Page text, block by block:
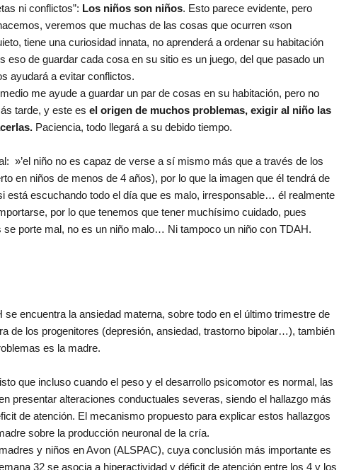
ni conflictos”: Los niños son niños. Esto parece evidente, pero
veremos que muchas de las cosas que ocurren «son
tiene una curiosidad innata, no aprenderá a ordenar su habitación
eso de guardar cada cosa en su sitio es un juego, del que pasado un
ayudará a evitar conflictos.
me ayude a guardar un par de cosas en su habitación, pero no
tarde, y este es el origen de muchos problemas, exigir al niño las
Paciencia, todo llegará a su debido tiempo.
»’el niño no es capaz de verse a sí mismo más que a través de los
en niños de menos de 4 años), por lo que la imagen que él tendrá de
está escuchando todo el día que es malo, irresponsable… él realmente
por lo que tenemos que tener muchísimo cuidado, pues
porte mal, no es un niño malo… Ni tampoco un niño con TDAH.
encuentra la ansiedad materna, sobre todo en el último trimestre de
de los progenitores (depresión, ansiedad, trastorno bipolar…), también
es la madre.
que incluso cuando el peso y el desarrollo psicomotor es normal, las
presentar alteraciones conductuales severas, siendo el hallazgo más
de atención. El mecanismo propuesto para explicar estos hallazgos
sobre la producción neuronal de la cría.
y niños en Avon (ALSPAC), cuya conclusión más importante es
32 se asocia a hiperactividad y déficit de atención entre los 4 y los